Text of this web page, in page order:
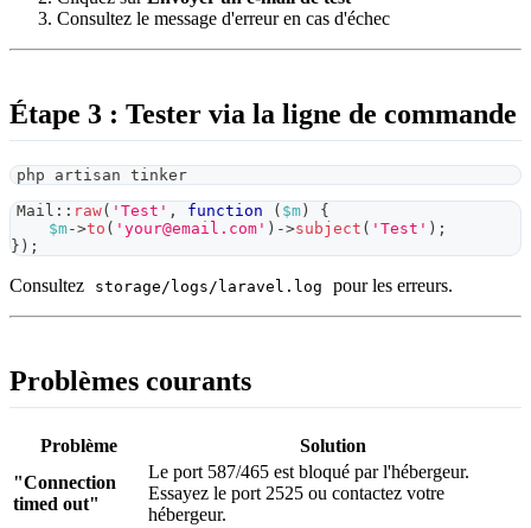
Consultez le message d'erreur en cas d'échec
Étape 3 : Tester via la ligne de commande
php artisan tinker
Mail :: raw( 'Test' , function ( $m )
{
$m->to ( ' your@email.com ' ) ->subject ( 'Test' ) ;
} ) ;
Consultez storage/logs/laravel.log pour les erreurs.
Problèmes courants
Problème
Solution
"Connection
timed out"
Le port 587/465 est bloqué par l'hébergeur.
Essayez le port 2525 ou contactez votre
hébergeur.